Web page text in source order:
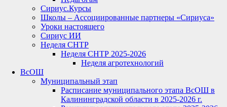
Сириус.Курсы
Школы – Ассоциированные партнеры «Сириуса»
Уроки настоящего
Сириус ИИ
Неделя СНТР
Неделя СНТР 2025-2026
Неделя агротехнологий
ВсОШ
Муниципальный этап
Расписание муниципального этапа ВсОШ в
Калининградской области в 2025-2026 г.